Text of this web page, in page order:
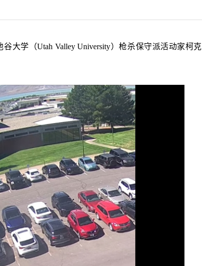
大学（Utah Valley University）枪杀保守派活动家柯克